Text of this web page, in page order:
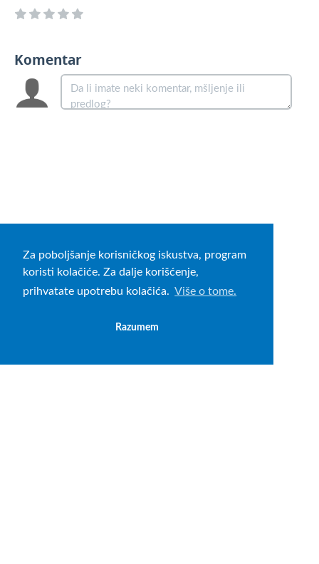
Za poboljšanje korisničkog iskustva, program
koristi kolačiće. Za dalje korišćenje,
prihvatate upotrebu kolačića. Više o tome.
Razumem
Komentar